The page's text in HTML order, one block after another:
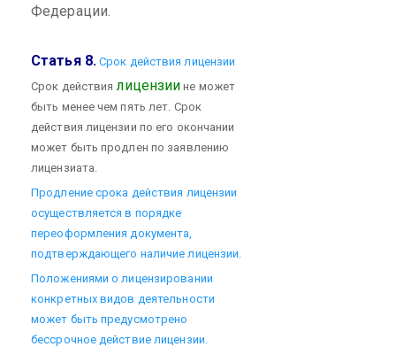
Федерации.
Статья 8.Срок действия лицензии
Срок действиялицензии не может
быть менее чем пять лет. Срок
действия лицензии по его окончании
может быть продлен по заявлению
лицензиата.
Продление срока действия лицензии
осуществляется в порядке
переоформления документа,
подтверждающего наличие лицензии.
Положениями о лицензировании
конкретных видов деятельности
может быть предусмотрено
бессрочное действие лицензии.